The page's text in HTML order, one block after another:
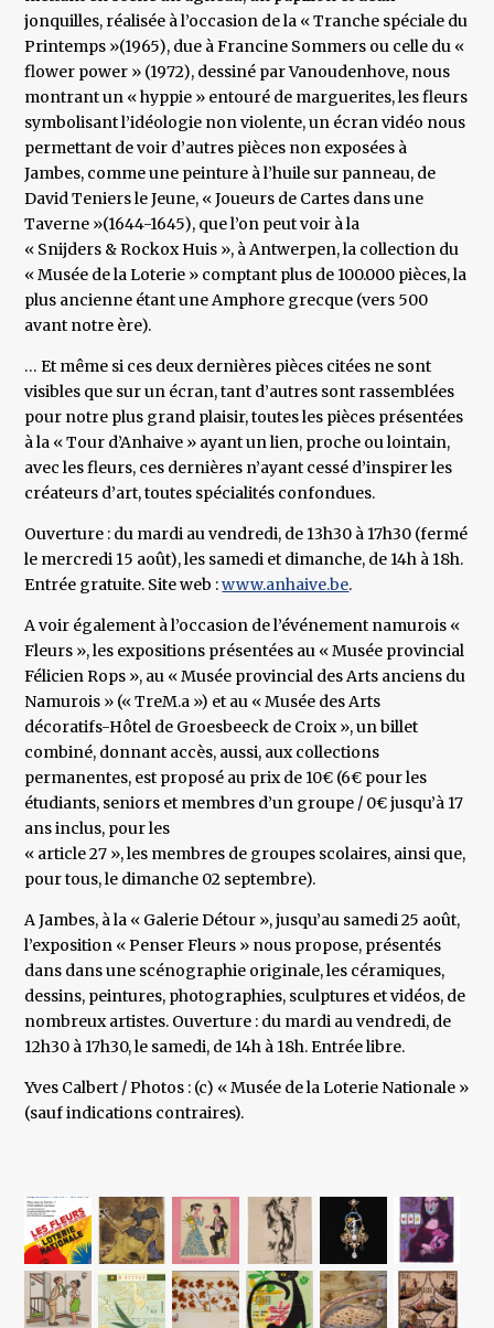
jonquilles, réalisée à l’occasion de la « Tranche spéciale du
Printemps »(1965), due à Francine Sommers ou celle du «
flower power » (1972), dessiné par Vanoudenhove, nous
montrant un « hyppie » entouré de marguerites, les fleurs
symbolisant l’idéologie non violente, un écran vidéo nous
permettant de voir d’autres pièces non exposées à
Jambes, comme une peinture à l’huile sur panneau, de
David Teniers le Jeune, « Joueurs de Cartes dans une
Taverne »(1644-1645), que l’on peut voir à la
« Snijders & Rockox Huis », à Antwerpen, la collection du
« Musée de la Loterie » comptant plus de 100.000 pièces, la
plus ancienne étant une Amphore grecque (vers 500
avant notre ère).
… Et même si ces deux dernières pièces citées ne sont
visibles que sur un écran, tant d’autres sont rassemblées
pour notre plus grand plaisir, toutes les pièces présentées
à la « Tour d’Anhaive » ayant un lien, proche ou lointain,
avec les fleurs, ces dernières n’ayant cessé d’inspirer les
créateurs d’art, toutes spécialités confondues.
Ouverture : du mardi au vendredi, de 13h30 à 17h30 (fermé
le mercredi 15 août), les samedi et dimanche, de 14h à 18h.
Entrée gratuite. Site web :www.anhaive.be.
A voir également à l’occasion de l’événement namurois «
Fleurs », les expositions présentées au « Musée provincial
Félicien Rops », au « Musée provincial des Arts anciens du
Namurois » (« TreM.a ») et au « Musée des Arts
décoratifs-Hôtel de Groesbeeck de Croix », un billet
combiné, donnant accès, aussi, aux collections
permanentes, est proposé au prix de 10€ (6€ pour les
étudiants, seniors et membres d’un groupe / 0€ jusqu’à 17
ans inclus, pour les
« article 27 », les membres de groupes scolaires, ainsi que,
pour tous, le dimanche 02 septembre).
A Jambes, à la « Galerie Détour », jusqu’au samedi 25 août,
l’exposition « Penser Fleurs » nous propose, présentés
dans dans une scénographie originale, les céramiques,
dessins, peintures, photographies, sculptures et vidéos, de
nombreux artistes. Ouverture : du mardi au vendredi, de
12h30 à 17h30, le samedi, de 14h à 18h. Entrée libre.
Yves Calbert / Photos : (c) « Musée de la Loterie Nationale »
(sauf indications contraires).